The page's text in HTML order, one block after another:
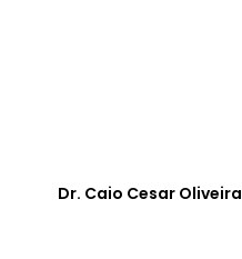
Dr. Caio Cesar Oliveira